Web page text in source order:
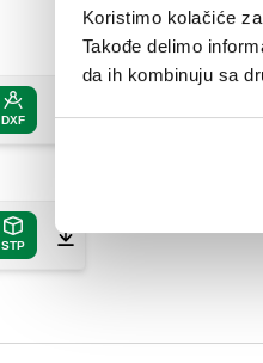
Koristimo kolačiće
Takođe delimo
da ih kombinuju sa
DXF PDF
STP